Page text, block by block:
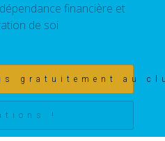
financière et
de soi
gratuitement au
!